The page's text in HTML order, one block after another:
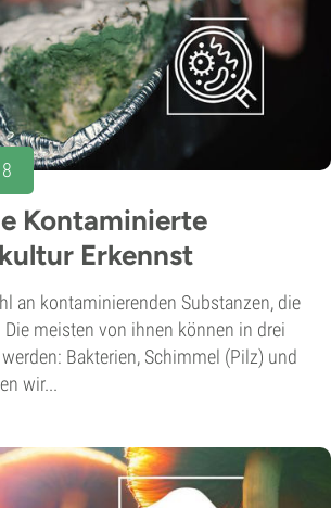
Kontaminierte
Erkennst
an kontaminierenden Substanzen, die
Die meisten von ihnen können in drei
Bakterien, Schimmel (Pilz) und
wir...